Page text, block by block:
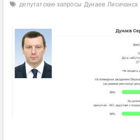
депутатские запросы Дунаев Лисичанск